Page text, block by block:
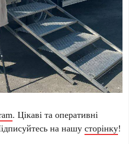
. Цікаві та оперативні
на нашусторінку!